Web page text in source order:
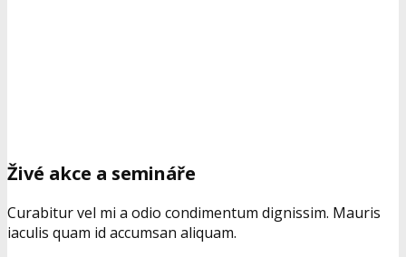
Živé akce a semináře
Curabitur vel mi a odio condimentum dignissim. Mauris
iaculis quam id accumsan aliquam.